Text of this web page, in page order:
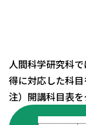
人間科学研究科
得に対応した科目
注）開講科目表を